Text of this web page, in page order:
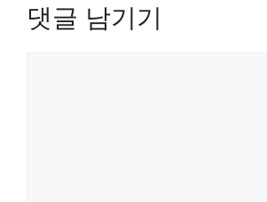
댓글 남기기